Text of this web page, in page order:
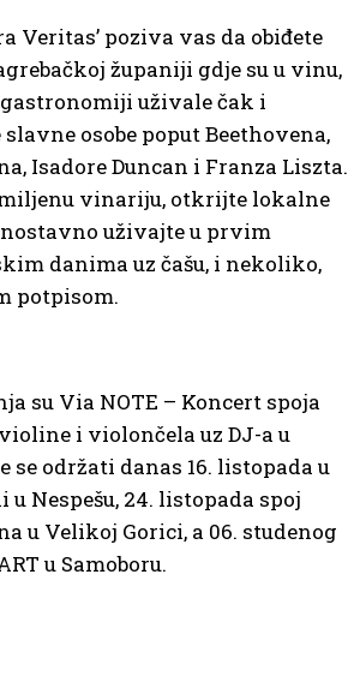
Veritas’ poziva vas da obiđete
županiji gdje su u vinu,
uživale čak i
osobe poput Beethovena,
Isadore Duncan i Franza Liszta.
vinariju, otkrijte lokalne
uživajte u prvim
danima uz čašu, i nekoliko,
potpisom.
su Via NOTE – Koncert spoja
i violončela uz DJ-a u
se održati danas 16. listopada u
Nespešu, 24. listopada spoj
u Velikoj Gorici, a 06. studenog
u Samoboru.